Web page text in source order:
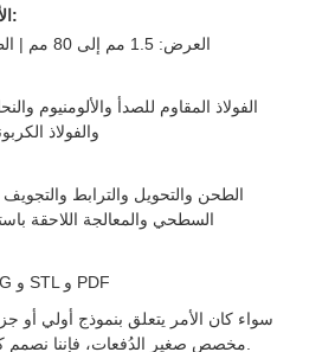
الأبعاد القابلة للتشغيل:
العرض: 1.5 مم إلى 80 مم | الطول: حتى 1000 مم
الفولاذ المقاوم للصدأ والألومنيوم
والفولاذ
الطحن والتحويل والترابط
السطحي والمعالجة اللاحقة
STEP و IGS و DWG و STL و PDF
سواء كان الأمر يتعلق بنموذج أولي أو